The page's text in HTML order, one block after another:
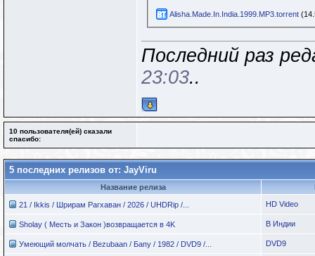
Alisha.Made.In.India.1999.MP3.torrent
Последний раз
23:03..
10 пользователя(ей) сказали
cпасибо:
5 последних релизов от: JayViru
Название релиза
21 / Ikkis / Шрирам Рагхаван / 2026 / UHDRip /... HD Video
Sholay ( Месть и Закон )возвращается в 4K В Индии
Умеющий молчать / Bezubaan / Бапу / 1982 / DVD9 /... DVD9